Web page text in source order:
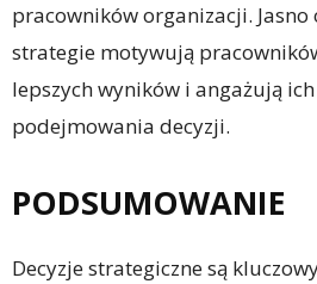
pracowników organizacji. Jasno
strategie motywują
lepszych wyników i angażują
podejmowania decyzji.
PODSUMOWANIE
Decyzje strategiczne są